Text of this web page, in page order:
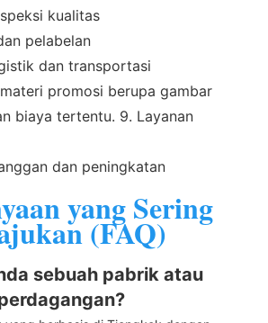
kualitas
pelabelan
dan transportasi
promosi berupa gambar
biaya tertentu. 9. Layanan
dan peningkatan
yang Sering
(FAQ)
sebuah pabrik atau